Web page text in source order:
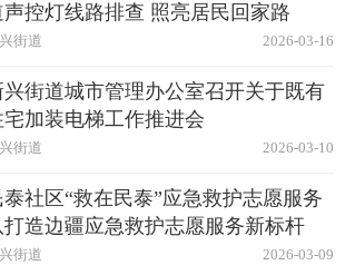
声控灯线路排查 照亮居民回家路
2026-03-16
街道
兴街道城市管理办公室召开关于既有
宅加装电梯工作推进会
2026-03-10
街道
泰社区“救在民泰”应急救护志愿服务
打造边疆应急救护志愿服务新标杆
2026-03-09
街道